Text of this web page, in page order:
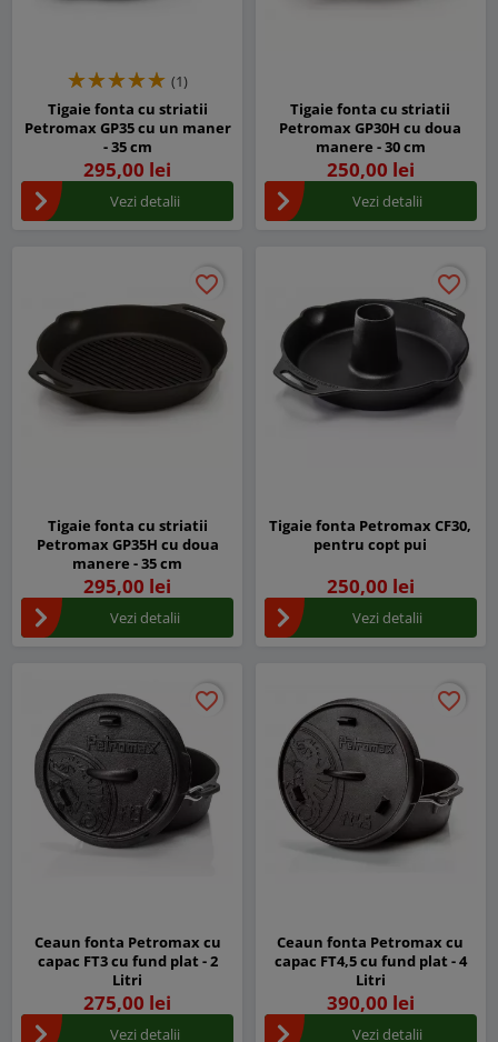
(1)
Tigaie fonta cu striatii
Petromax GP35 cu un maner
- 35 cm
295,00 lei
Vezi detalii
Tigaie fonta cu striatii
Petromax GP30H cu doua
manere - 30 cm
250,00 lei
Vezi detalii
favorite_border
favorite_border
Tigaie fonta cu striatii
Petromax GP35H cu doua
manere - 35 cm
295,00 lei
Vezi detalii
favorite_border
favorite_border
Tigaie fonta Petromax CF30,
pentru copt pui
250,00 lei
Vezi detalii
favorite_border
favorite_border
Ceaun fonta Petromax cu
capac FT3 cu fund plat - 2
Litri
275,00 lei
Vezi detalii
favorite_border
favorite_border
Ceaun fonta Petromax cu
capac FT4,5 cu fund plat - 4
Litri
390,00 lei
Vezi detalii